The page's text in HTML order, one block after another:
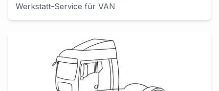
Werkstatt-Service für VAN